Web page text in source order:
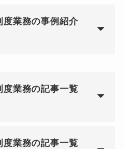
度業務の事例紹介
度業務の記事一覧
度業務の記事一覧